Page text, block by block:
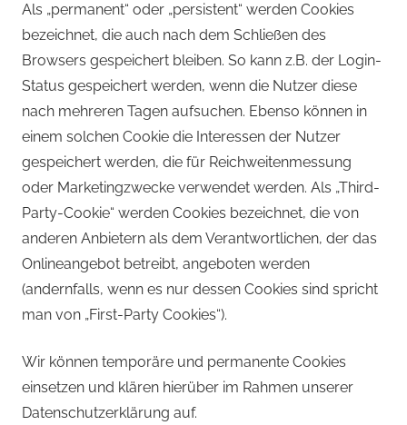
Als „permanent“ oder „persistent“ werden Cookies
bezeichnet, die auch nach dem Schließen des
Browsers gespeichert bleiben. So kann z.B. der Login-
Status gespeichert werden, wenn die Nutzer diese
nach mehreren Tagen aufsuchen. Ebenso können in
einem solchen Cookie die Interessen der Nutzer
gespeichert werden, die für Reichweitenmessung
oder Marketingzwecke verwendet werden. Als „Third-
Party-Cookie“ werden Cookies bezeichnet, die von
anderen Anbietern als dem Verantwortlichen, der das
Onlineangebot betreibt, angeboten werden
(andernfalls, wenn es nur dessen Cookies sind spricht
man von „First-Party Cookies“).
Wir können temporäre und permanente Cookies
einsetzen und klären hierüber im Rahmen unserer
Datenschutzerklärung auf.